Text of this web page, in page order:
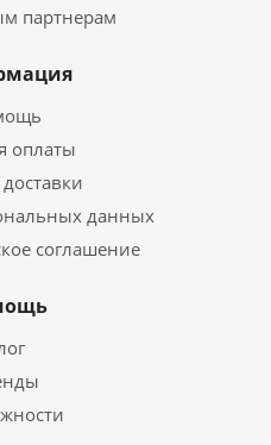
партнерам
оплаты
данных
соглашение